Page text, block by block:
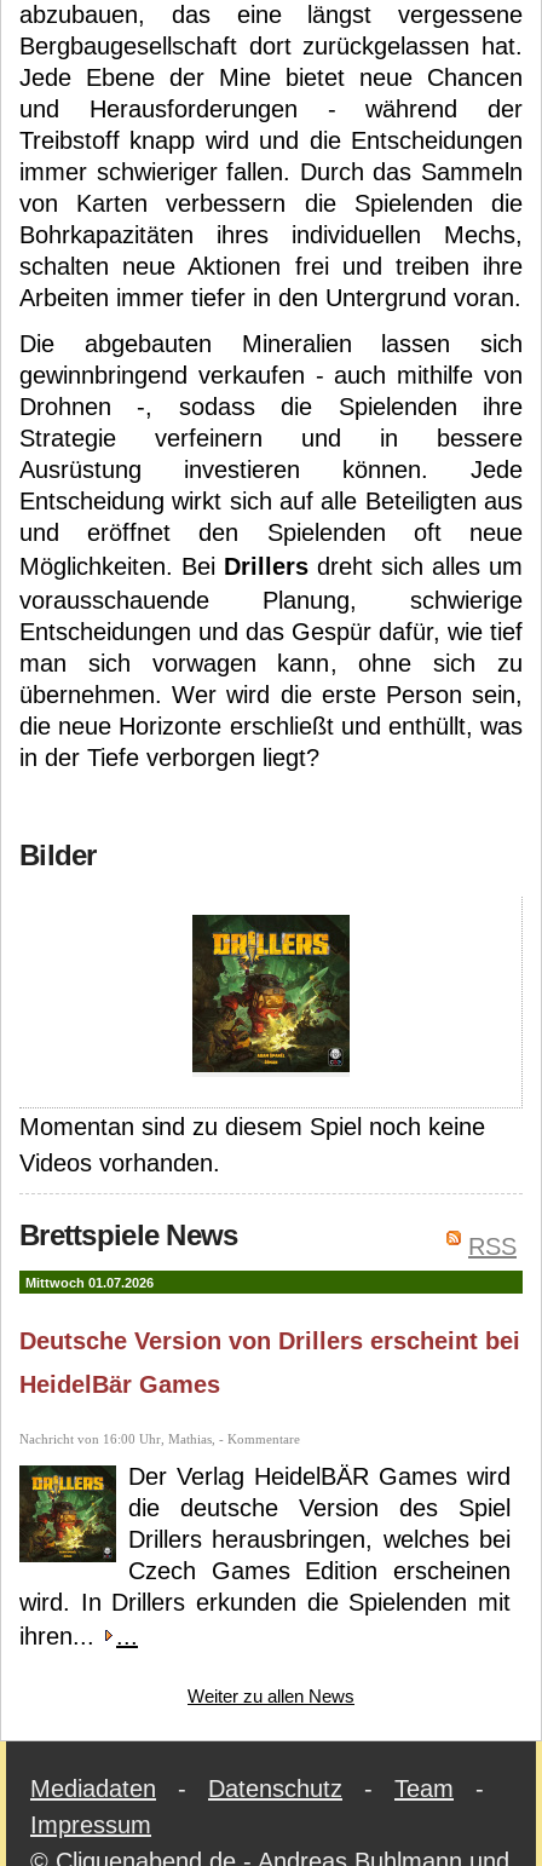
abzubauen, das eine längst vergessene
Bergbaugesellschaft dort zurückgelassen hat.
Jede Ebene der Mine bietet neue Chancen
und Herausforderungen - während der
Treibstoff knapp wird und die Entscheidungen
immer schwieriger fallen. Durch das Sammeln
von Karten verbessern die Spielenden die
Bohrkapazitäten ihres individuellen Mechs,
schalten neue Aktionen frei und treiben ihre
Arbeiten immer tiefer in den Untergrund voran.
Die abgebauten Mineralien lassen sich
gewinnbringend verkaufen - auch mithilfe von
Drohnen -, sodass die Spielenden ihre
Strategie verfeinern und in bessere
Ausrüstung investieren können. Jede
Entscheidung wirkt sich auf alle Beteiligten aus
und eröffnet den Spielenden oft neue
Möglichkeiten. Bei Drillers dreht sich alles um
vorausschauende Planung, schwierige
Entscheidungen und das Gespür dafür, wie tief
man sich vorwagen kann, ohne sich zu
übernehmen. Wer wird die erste Person sein,
die neue Horizonte erschließt und enthüllt, was
in der Tiefe verborgen liegt?
Bilder
Momentan sind zu diesem Spiel noch keine
Videos vorhanden.
RSS
Brettspiele News
Mittwoch 01.07.2026
Deutsche Version von Drillers erscheint bei
HeidelBär Games
Nachricht von 16:00 Uhr, Mathias, - Kommentare
Der Verlag HeidelBÄR Games wird
die deutsche Version des Spiel
Drillers herausbringen, welches bei
Czech Games Edition erscheinen
wird. In Drillers erkunden die Spielenden mit
ihren...
...
Weiter zu allen News
Mediadaten - Datenschutz - Team -
Impressum